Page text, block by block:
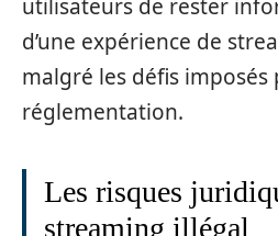
utilisateurs de rester
d’une expérience de
malgré les défis imposés
réglementation.
Les risques
streaming illégal